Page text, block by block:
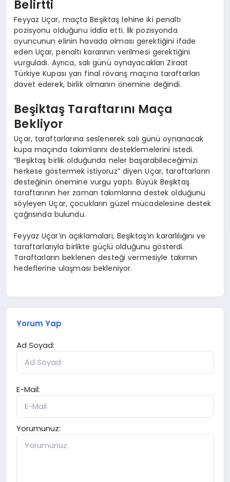
Belirtti
Feyyaz Uçar, maçta Beşiktaş lehine iki penaltı
pozisyonu olduğunu iddia etti. İlk pozisyonda
oyuncunun elinin havada olması gerektiğini ifade
eden Uçar, penaltı kararının verilmesi gerektiğini
vurguladı. Ayrıca, salı günü oynayacakları Ziraat
Türkiye Kupası yarı final rövanş maçına taraftarları
davet ederek, birlik olmanın önemine değindi.
Beşiktaş Taraftarını Maça
Bekliyor
Uçar, taraftarlarına seslenerek salı günü oynanacak
kupa maçında takımlarını desteklemelerini istedi.
“Beşiktaş birlik olduğunda neler başarabileceğimizi
herkese göstermek istiyoruz” diyen Uçar, taraftarların
desteğinin önemine vurgu yaptı. Büyük Beşiktaş
taraftarının her zaman takımlarına destek olduğunu
söyleyen Uçar, çocukların güzel mücadelesine destek
çağrısında bulundu.
Feyyaz Uçar’ın açıklamaları, Beşiktaş’ın kararlılığını ve
taraftarlarıyla birlikte güçlü olduğunu gösterdi.
Taraftarların beklenen desteği vermesiyle takımın
hedeflerine ulaşması bekleniyor.
Yorum Yap
Ad Soyad:
E-Mail:
Yorumunuz: